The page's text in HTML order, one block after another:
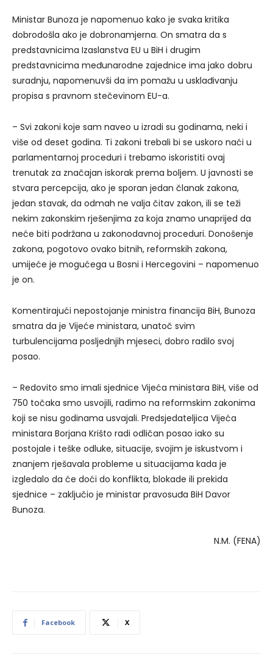
Ministar Bunoza je napomenuo kako je svaka kritika
dobrodošla ako je dobronamjerna. On smatra da s
predstavnicima Izaslanstva EU u BiH i drugim
predstavnicima međunarodne zajednice ima jako dobru
suradnju, napomenuvši da im pomažu u usklađivanju
propisa s pravnom stečevinom EU-a.
– Svi zakoni koje sam naveo u izradi su godinama, neki i
više od deset godina. Ti zakoni trebali bi se uskoro naći u
parlamentarnoj proceduri i trebamo iskoristiti ovaj
trenutak za značajan iskorak prema boljem. U javnosti se
stvara percepcija, ako je sporan jedan članak zakona,
jedan stavak, da odmah ne valja čitav zakon, ili se teži
nekim zakonskim rješenjima za koja znamo unaprijed da
neće biti podržana u zakonodavnoj proceduri. Donošenje
zakona, pogotovo ovako bitnih, reformskih zakona,
umijeće je mogućega u Bosni i Hercegovini – napomenuo
je on.
Komentirajući nepostojanje ministra financija BiH, Bunoza
smatra da je Vijeće ministara, unatoč svim
turbulencijama posljednjih mjeseci, dobro radilo svoj
posao.
– Redovito smo imali sjednice Vijeća ministara BiH, više od
750 točaka smo usvojili, radimo na reformskim zakonima
koji se nisu godinama usvajali. Predsjedateljica Vijeća
ministara Borjana Krišto radi odličan posao iako su
postojale i teške odluke, situacije, svojim je iskustvom i
znanjem rješavala probleme u situacijama kada je
izgledalo da će doći do konflikta, blokade ili prekida
sjednice – zaključio je ministar pravosuđa BiH Davor
Bunoza.
N.M. (FENA)
Facebook X